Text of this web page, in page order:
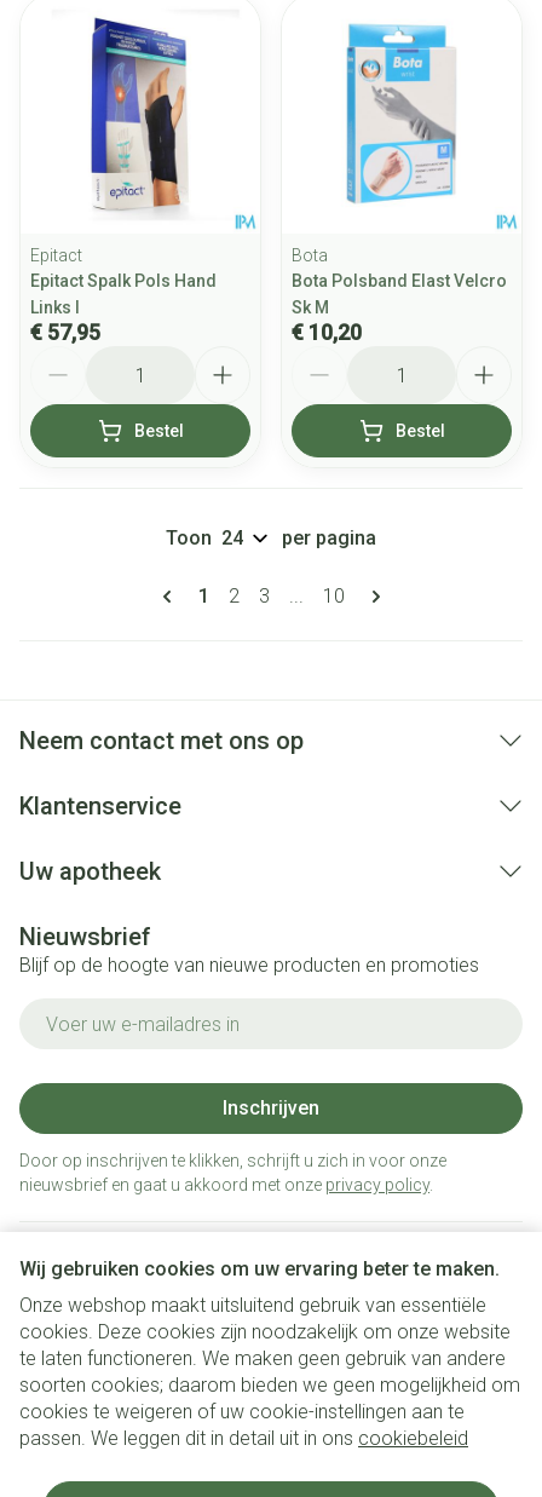
Wij gebruiken cookies om uw ervaring beter te maken.
Onze webshop maakt uitsluitend gebruik van essentiële
cookies. Deze cookies zijn noodzakelijk om onze website
te laten functioneren. We maken geen gebruik van andere
soorten cookies; daarom bieden we geen mogelijkheid om
cookies te weigeren of uw cookie-instellingen aan te
passen. We leggen dit in detail uit in ons cookiebeleid
Epitact
Epitact Spalk Pols Hand
Links l
€ 57,95
Bestel
Bota
Bota Polsband Elast Velcro
Sk M
€ 10,20
Bestel
Pagina's
U lees momenteel pagina
1 Pagina
2 Pagina
3 ... Pagina
10
Toon per pagina
Neem contact met ons op
Klantenservice
Uw apotheek
Nieuwsbrief
Blijf op de hoogte van nieuwe producten en promoties
Inschrijven
Door op inschrijven te klikken, schrijft u zich in voor onze
nieuwsbrief en gaat u akkoord met onze privacy policy.
Juridische links